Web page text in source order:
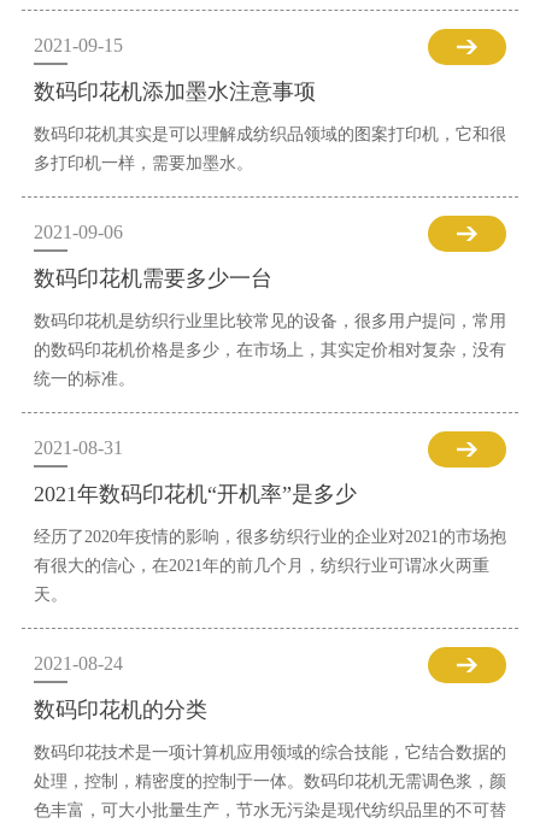
2021-09-15
数码印花机添加墨水注意事项
数码印花机其实是可以理解成纺织品领域的图案打印机，它和很
多打印机一样，需要加墨水。
2021-09-06
数码印花机需要多少一台
数码印花机是纺织行业里比较常见的设备，很多用户提问，常用
的数码印花机价格是多少，在市场上，其实定价相对复杂，没有
统一的标准。
2021-08-31
2021年数码印花机“开机率”是多少
经历了2020年疫情的影响，很多纺织行业的企业对2021的市场抱
有很大的信心，在2021年的前几个月，纺织行业可谓冰火两重
天。
2021-08-24
数码印花机的分类
数码印花技术是一项计算机应用领域的综合技能，它结合数据的
处理，控制，精密度的控制于一体。数码印花机无需调色浆，颜
色丰富，可大小批量生产，节水无污染是现代纺织品里的不可替